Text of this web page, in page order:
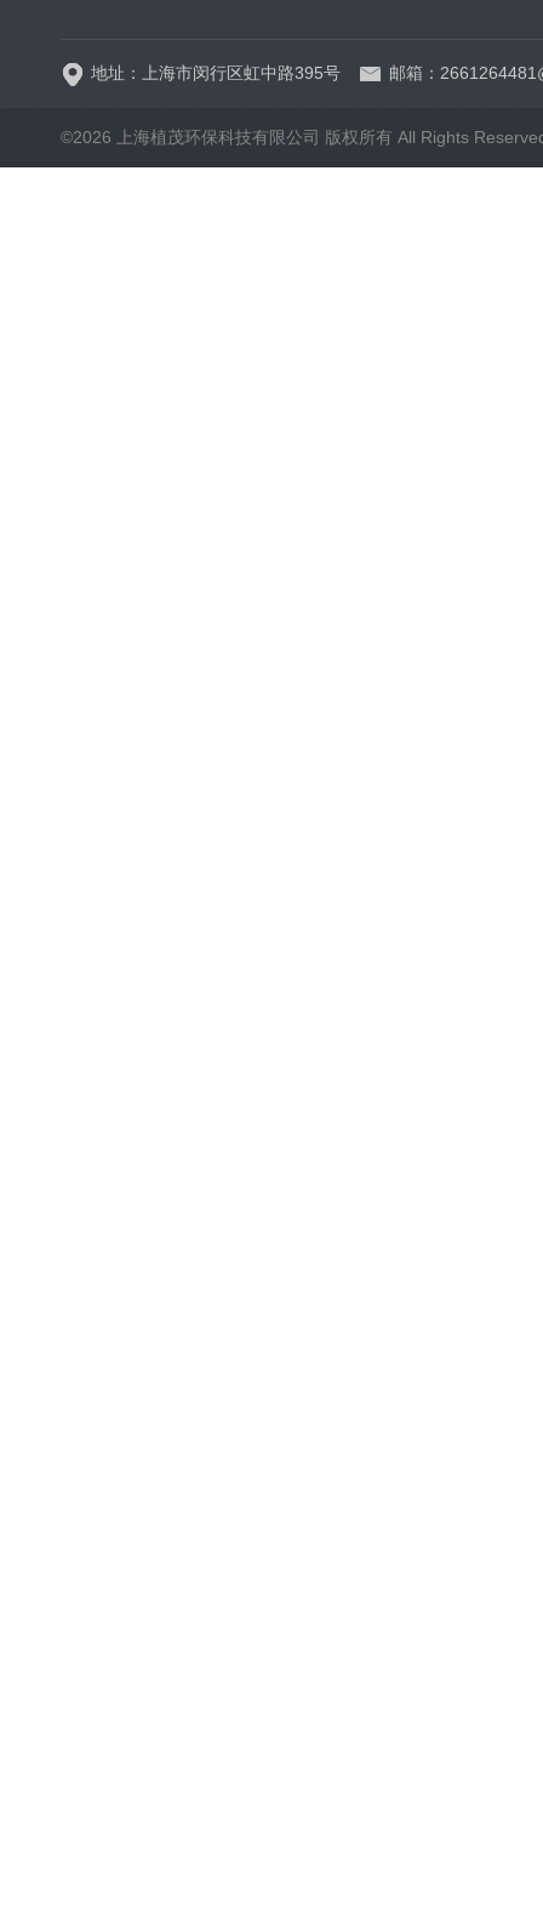
地址：上海市闵行区虹中路395号 邮箱：
©2026 上海植茂环保科技有限公司 版权所有 All Rights